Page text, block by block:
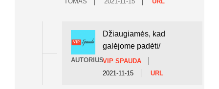
AUTORIUS
Džiaugiamės, kad
galėjome padėti/
VIP SPAUDA
2021-11-15
URL